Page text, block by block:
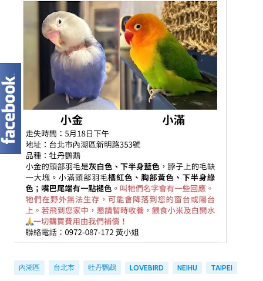
內湖區 台北市 牡丹鸚鵡 LOVEBIRD NEIHU TAIPEI